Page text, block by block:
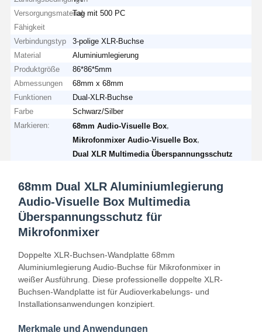
Versorgungsmaterial-
Fähigkeit
Tag mit 500 PC
Verbindungstyp
3-polige XLR-Buchse
Material
Aluminiumlegierung
Produktgröße
86*86*5mm
Abmessungen
68mm x 68mm
Funktionen
Dual-XLR-Buchse
Farbe
Schwarz/Silber
Markieren:
68mm Audio-Visuelle Box
Mikrofonmixer Audio-Visuelle Box
Dual XLR Multimedia Überspannungsschutz
68mm Dual XLR Aluminiumlegierung
Audio-Visuelle Box Multimedia
Überspannungsschutz für
Mikrofonmixer
Doppelte XLR-Buchsen-Wandplatte 68mm
Aluminiumlegierung Audio-Buchse für Mikrofonmixer in
weißer Ausführung. Diese professionelle doppelte XLR-
Buchsen-Wandplatte ist für Audioverkabelungs- und
Installationsanwendungen konzipiert.
Merkmale und Anwendungen